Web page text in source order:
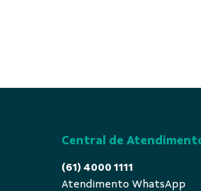
Central de
(61) 4000 1111
Atendimento WhatsApp